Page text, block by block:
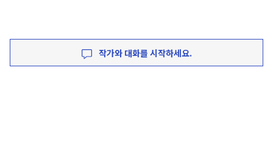
작가와 대화를 시작하세요.